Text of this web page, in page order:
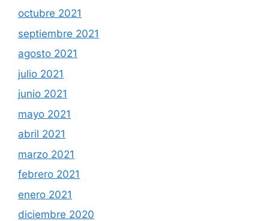
octubre 2021
septiembre 2021
agosto 2021
julio 2021
junio 2021
mayo 2021
abril 2021
marzo 2021
febrero 2021
enero 2021
diciembre 2020